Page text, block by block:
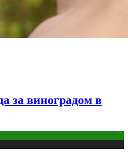
за виноградом в